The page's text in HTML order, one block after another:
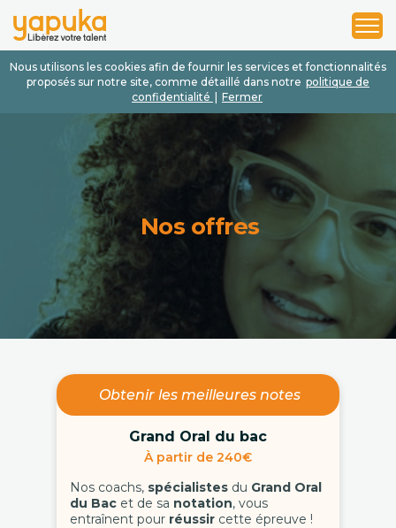
Nous utilisons les cookies afin de fournir les services et fonctionnalités
proposés sur notre site, comme détaillé dans notre politique de
confidentialité
Fermer
1
2
3
Nos offres
Obtenir les meilleures notes
Grand Oral du bac
À partir de 240€
Nos coachs, spécialistes du Grand Oral
du Bac et de sa notation, vous
entraînent pour réussir cette épreuve !